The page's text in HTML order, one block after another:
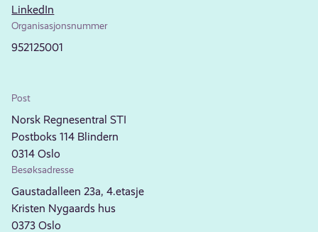
LinkedIn
Organisasjonsnummer
952125001
Post
Norsk Regnesentral STI
Postboks 114 Blindern
0314 Oslo
Besøksadresse
Gaustadalleen 23a, 4.etasje
Kristen Nygaards hus
0373 Oslo